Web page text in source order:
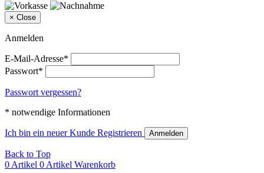
× Close
Anmelden
E-Mail-Adresse*
Passwort*
Passwort vergessen?
* notwendige Informationen
Ich bin ein neuer Kunde Registrieren Anmelden
Back to Top
0 Artikel 0 Artikel Warenkorb